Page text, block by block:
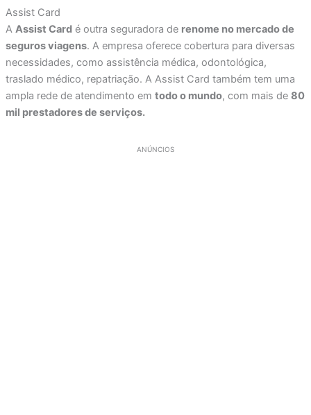
Assist Card
A Assist Cardé outra seguradora de renome no mercado de
seguros viagens. A empresa oferece cobertura para diversas
necessidades, como assistência médica, odontológica,
traslado médico, repatriação. A Assist Card também tem uma
ampla rede de atendimento em todo o mundo, com mais de 80
mil prestadores de serviços.
ANÚNCIOS